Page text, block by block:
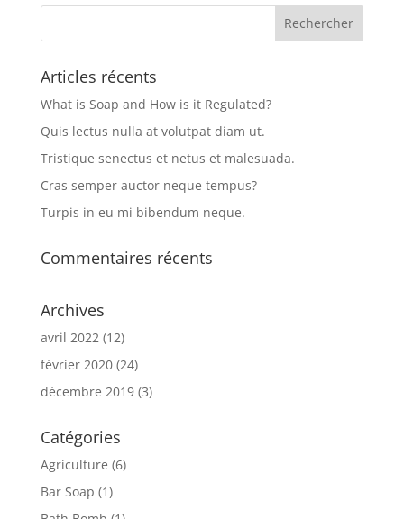
Articles récents
What is Soap and How is it Regulated?
Quis lectus nulla at volutpat diam ut.
Tristique senectus et netus et malesuada.
Cras semper auctor neque tempus?
Turpis in eu mi bibendum neque.
Commentaires récents
Archives
avril 2022 (12)
février 2020(24)
décembre 2019(3)
Catégories
Agriculture (6)
Bar Soap (1)